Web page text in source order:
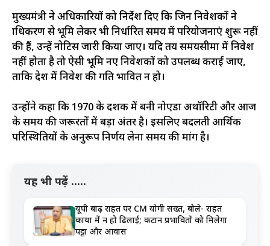
मुख्यमंत्री ने अधिकारियों को निर्देश दिए कि जिन निवेशकों ने
प्राधिकरण से भूमि लेकर भी निर्धारित समय में परियोजनाएं शुरू नहीं
की हैं, उन्हें नोटिस जारी किया जाए। यदि तय समयसीमा में निवेश
नहीं होता है तो ऐसी भूमि नए निवेशकों को उपलब्ध कराई जाए,
ताकि प्रदेश में निवेश की गति प्रभावित न हो।
उन्होंने कहा कि 1970 के दशक में बनी नोएडा अथॉरिटी और आज
के समय की जरूरतों में बड़ा अंतर है। इसलिए बदलती आर्थिक
परिस्थितियों के अनुरूप निर्णय लेना समय की मांग है।
यह भी पढ़ें .....
यूपी बाढ़ राहत पर CM योगी सख्त, बोले- राहत
कार्यों में न हो ढिलाई; कटान प्रभावितों को मिलेगा
पट्टा और आवास